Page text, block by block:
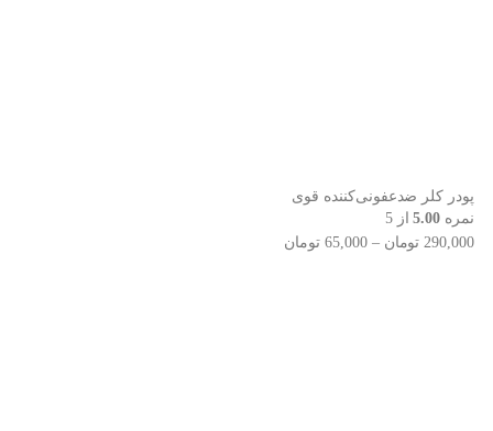
پودر کلر ضدعفونی‌کننده قوی
نمره 5.00از 5
290,000 تومان –
65,000 تومان